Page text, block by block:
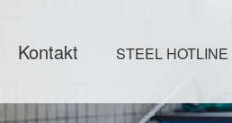
Kontakt STEEL HOTLINE